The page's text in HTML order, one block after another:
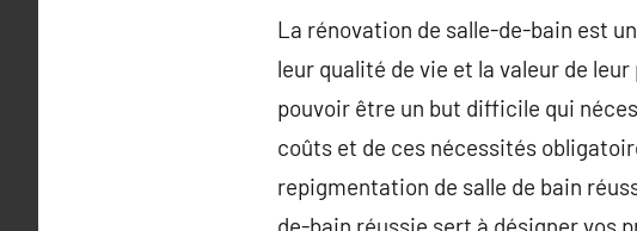
La rénovation de salle-de-bain est
leur qualité de vie et la valeur de
pouvoir être un but difficile qui
coûts et de ces nécessités
repigmentation de salle de bain